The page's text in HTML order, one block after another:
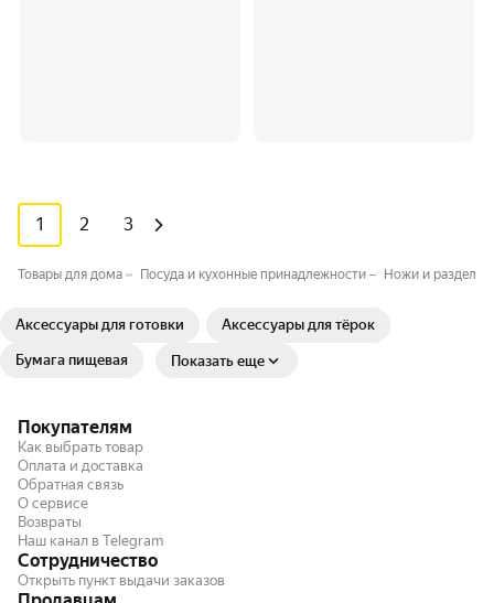
1 2 3
Товары для дома Посуда и кухонные принадлежности Ножи и
Аксессуары для готовки Аксессуары для тёрок
Бумага пищевая Показать еще
Покупателям
Как выбрать товар
Оплата и доставка
Обратная связь
О сервисе
Возвраты
Наш канал в Telegram
Сотрудничество
Открыть пункт выдачи заказов